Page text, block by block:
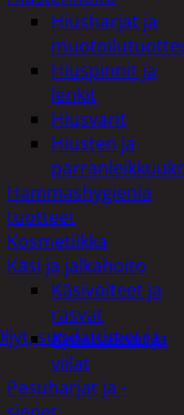
Hiusharjat ja
Hiuspinnit ja
lenkit
Hiusvärit
Hiusten ja
Hammashygienia
tuotteet
Kosmetiikka
Käsi ja jalkahoito
Käsivoiteet ja
rasvat
Kynsisakset ja
viilat
Pesuharjat ja -
suodattimet ja